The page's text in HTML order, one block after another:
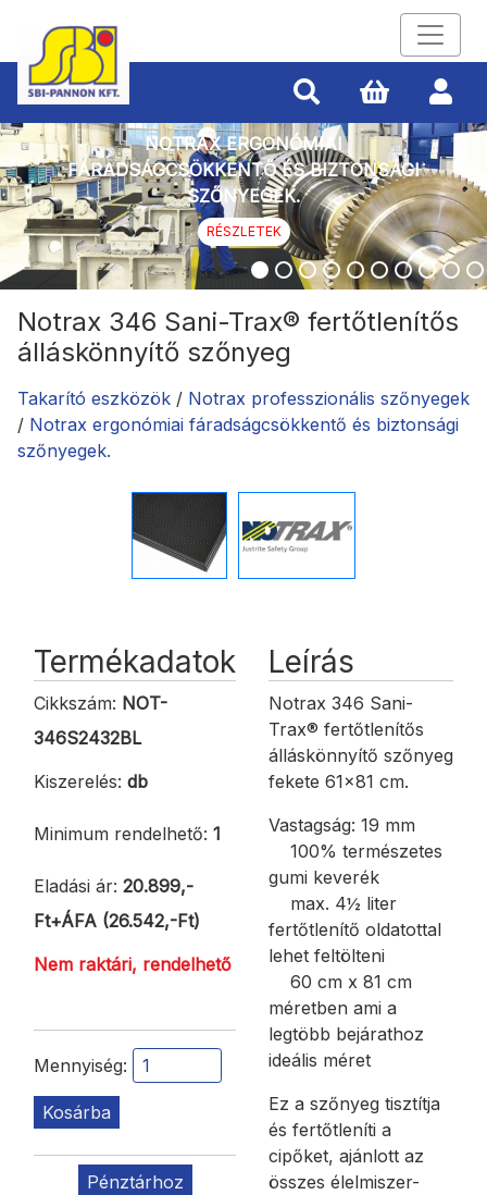
NOTRAX ERGONÓMIAI
FÁRADSÁGCSÖKKENTŐ ÉS BIZTONSÁGI
SZŐNYEGEK.
RÉSZLETEK
Notrax 346 Sani-Trax® fertőtlenítős
álláskönnyítő szőnyeg
Takarító eszközök / Notrax professzionális szőnyegek
/ Notrax ergonómiai fáradságcsökkentő és biztonsági
szőnyegek.
Termékadatok
Cikkszám: NOT-
346S2432BL
Kiszerelés: db
Minimum rendelhető: 1
Eladási ár: 20.899,-
Ft+ÁFA (26.542,-Ft)
Nem raktári, rendelhető
Mennyiség:
Kosárba
Pénztárhoz
Leírás
Notrax 346 Sani-
Trax® fertőtlenítős
álláskönnyítő szőnyeg
fekete 61x81 cm.
Vastagság: 19 mm
100% természetes
gumi keverék
max. 4½ liter
fertőtlenítő oldatottal
lehet feltölteni
60 cm x 81 cm
méretben ami a
legtöbb bejárathoz
ideális méret
Ez a szőnyeg tisztítja
és fertőtleníti a
cipőket, ajánlott az
összes élelmiszer-